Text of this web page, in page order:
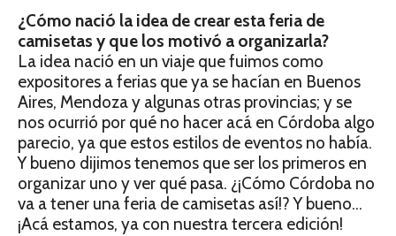
¿Cómo nació la idea de crear esta feria de
camisetas y que los motivó a organizarla?
La idea nació en un viaje que fuimos como
expositores a ferias que ya se hacían en Buenos
Aires, Mendoza y algunas otras provincias; y se
nos ocurrió por qué no hacer acá en Córdoba algo
parecio, ya que estos estilos de eventos no había.
Y bueno dijimos tenemos que ser los primeros en
organizar uno y ver qué pasa. ¿¡Cómo Córdoba no
va a tener una feria de camisetas así!? Y bueno…
¡Acá estamos, ya con nuestra tercera edición!